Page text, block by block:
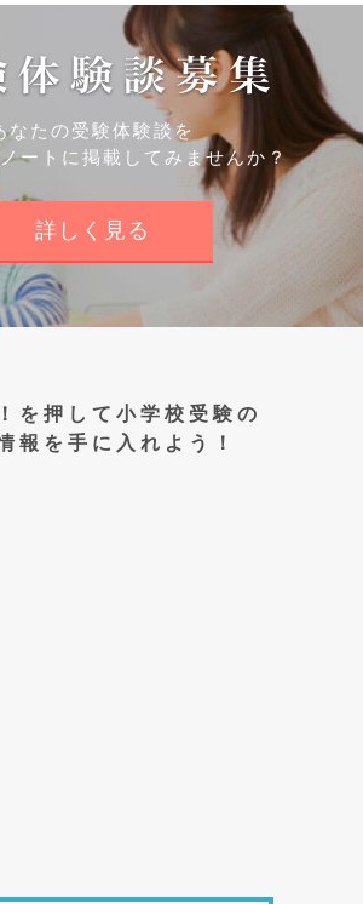
なたの受験体験談を
ートに掲載してみませんか？
詳しく見る
を押して小学校受験の
報を手に入れよう！